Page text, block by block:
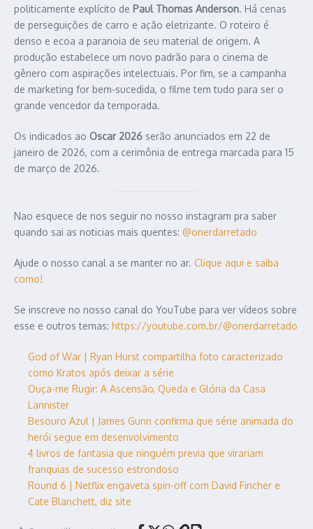
politicamente explícito de Paul Thomas Anderson. Há cenas
de perseguições de carro e ação eletrizante. O roteiro é
denso e ecoa a paranoia de seu material de origem. A
produção estabelece um novo padrão para o cinema de
gênero com aspirações intelectuais. Por fim, se a campanha
de marketing for bem-sucedida, o filme tem tudo para ser o
grande vencedor da temporada.
Os indicados ao Oscar 2026 serão anunciados em 22 de
janeiro de 2026, com a cerimônia de entrega marcada para 15
de março de 2026.
Nao esquece de nos seguir no nosso instagram pra saber
quando sai as noticias mais quentes: @onerdarretado
Ajude o nosso canal a se manter no ar. Clique aqui e saiba
como!
Se inscreve no nosso canal do YouTube para ver vídeos sobre
esse e outros temas: https://youtube.com.br/@onerdarretado
God of War | Ryan Hurst compartilha foto caracterizado
como Kratos após deixar a série
Ouça-me Rugir: A Ascensão, Queda e Glória da Casa
Lannister
Besouro Azul | James Gunn confirma que série animada do
herói segue em desenvolvimento
4 livros de fantasia que ninguém previa que virariam
franquias de sucesso estrondoso
Round 6 | Netflix engaveta spin-off com David Fincher e
Cate Blanchett, diz site